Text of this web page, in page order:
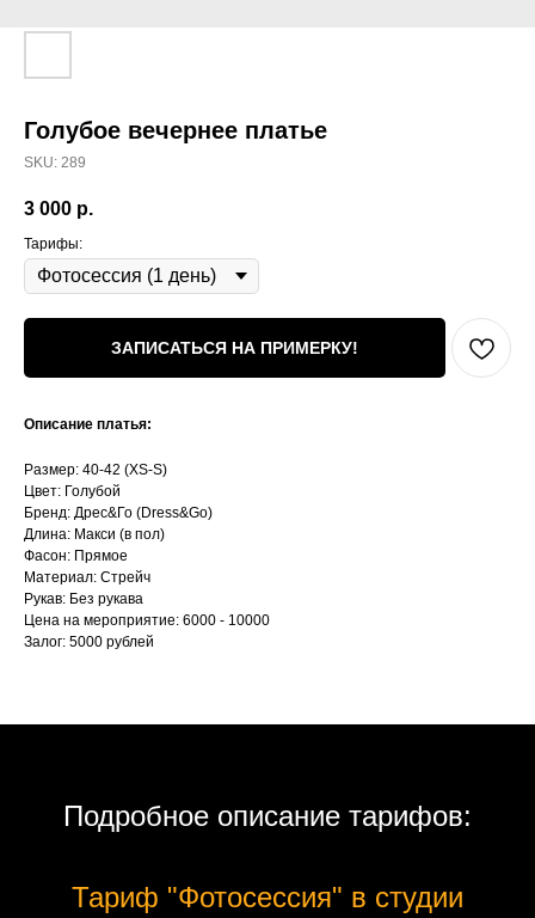
Голубое вечернее платье
SKU: 289
3 000 р.
Тарифы:
ЗАПИСАТЬСЯ НА ПРИМЕРКУ!
Описание платья:
Размер: 40-42 (XS-S)
Цвет: Голубой
Бренд: Дрес&Го (Dress&Go)
Длина: Макси (в пол)
Фасон: Прямое
Материал: Стрейч
Рукав: Без рукава
Цена на мероприятие: 6000 - 10000
Залог: 5000 рублей
Подробное описание тарифов:
Тариф "Фотосессия" в студии